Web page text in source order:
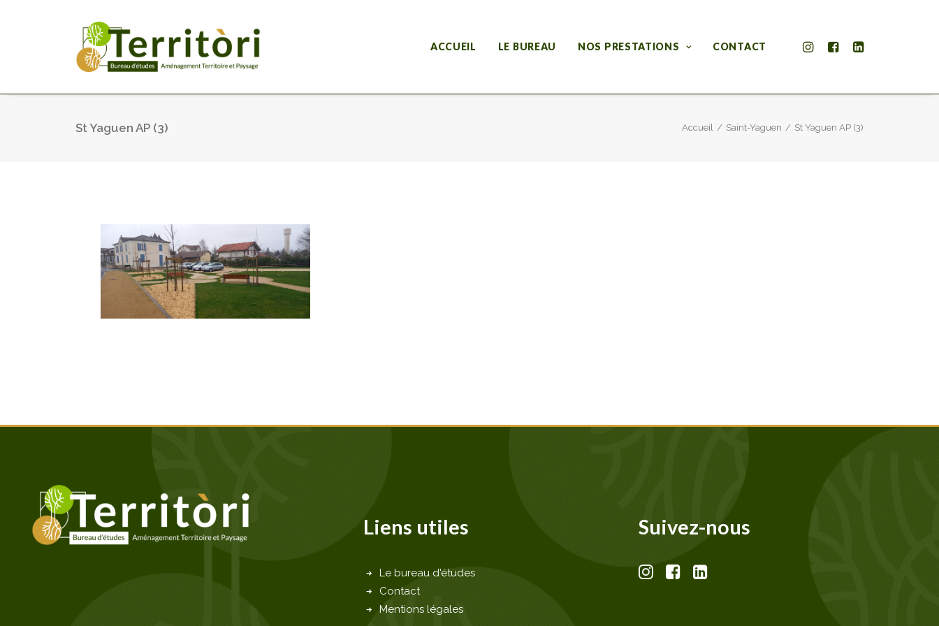
ACCUEIL LE BUREAU NOS PRESTATIONS CONTACT
St Yaguen AP (3) Accueil Saint-Yaguen St Yaguen AP (3)
Liens utiles
Le bureau d'études
Contact
Mentions légales
Suivez-nous